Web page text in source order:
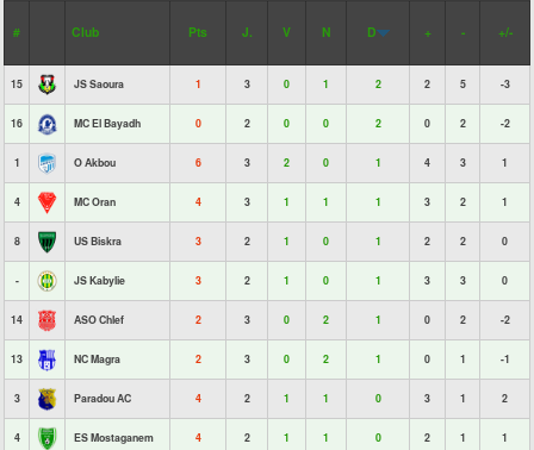
# Club Pts J. V N D + - +/-
15 JS Saoura 1 3 0 1 2 2 5 -3
16 MC El Bayadh 0 2 0 0 2 0 2 -2
1 O Akbou 6 3 2 0 1 4 3 1
4 MC Oran 4 3 1 1 1 3 2 1
8 US Biskra 3 2 1 0 1 2 2 0
- JS Kabylie 3 2 1 0 1 3 3 0
14 ASO Chlef 2 3 0 2 1 0 2 -2
13 NC Magra 2 3 0 2 1 0 1 -1
3 Paradou AC 4 2 1 1 0 3 1 2
4 ES Mostaganem 4 2 1 1 0 2 1 1